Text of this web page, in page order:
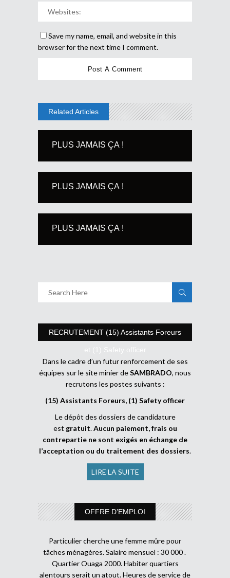
Save my name, email, and website in this
browser for the next time I comment.
Related Articles
PLUS JAMAIS ÇA !
PLUS JAMAIS ÇA !
PLUS JAMAIS ÇA !
RECRUTEMENT (15) Assistants Foreurs
et (1) Safety officer
Dans le cadre d’un futur renforcement de ses
équipes sur le site minier deSAMBRADO, nous
recrutons les postes suivants :
(15) Assistants Foreurs, (1) Safety officer
Le dépôt des dossiers de candidature
est gratuit.Aucun paiement, frais ou
contrepartie ne sont exigés en échange de
l’acceptation ou du traitement des dossiers.
LIRE LA SUITE
OFFRE D’EMPLOI
Particulier cherche une femme mûre pour
tâches ménagères. Salaire mensuel : 30 000 .
Quartier Ouaga 2000. Habiter quartiers
alentours serait un atout. Heures de service de